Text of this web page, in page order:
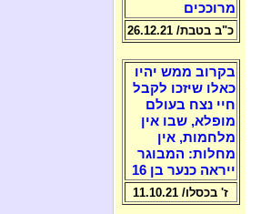
מרוככים
כ"ב בטבת/ 26.12.21
בקרוב ממש יהיו
כאלו שיזכו לקבל
חיי נצח בעולם
מופלא, שבו אין
מלחמות, אין
מחלות: המבוגר
ייראה כנער בן 16
ז' בכסלו/ 11.10.21